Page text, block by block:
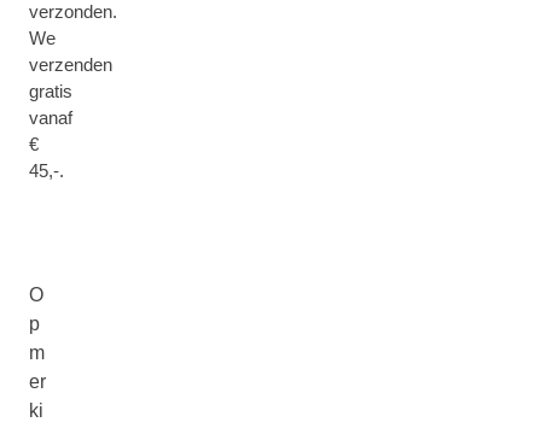
verzonden.
We
verzenden
gratis
vanaf
€
45,-.
O
p
m
er
ki